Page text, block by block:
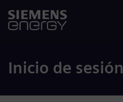
Inicio de sesión